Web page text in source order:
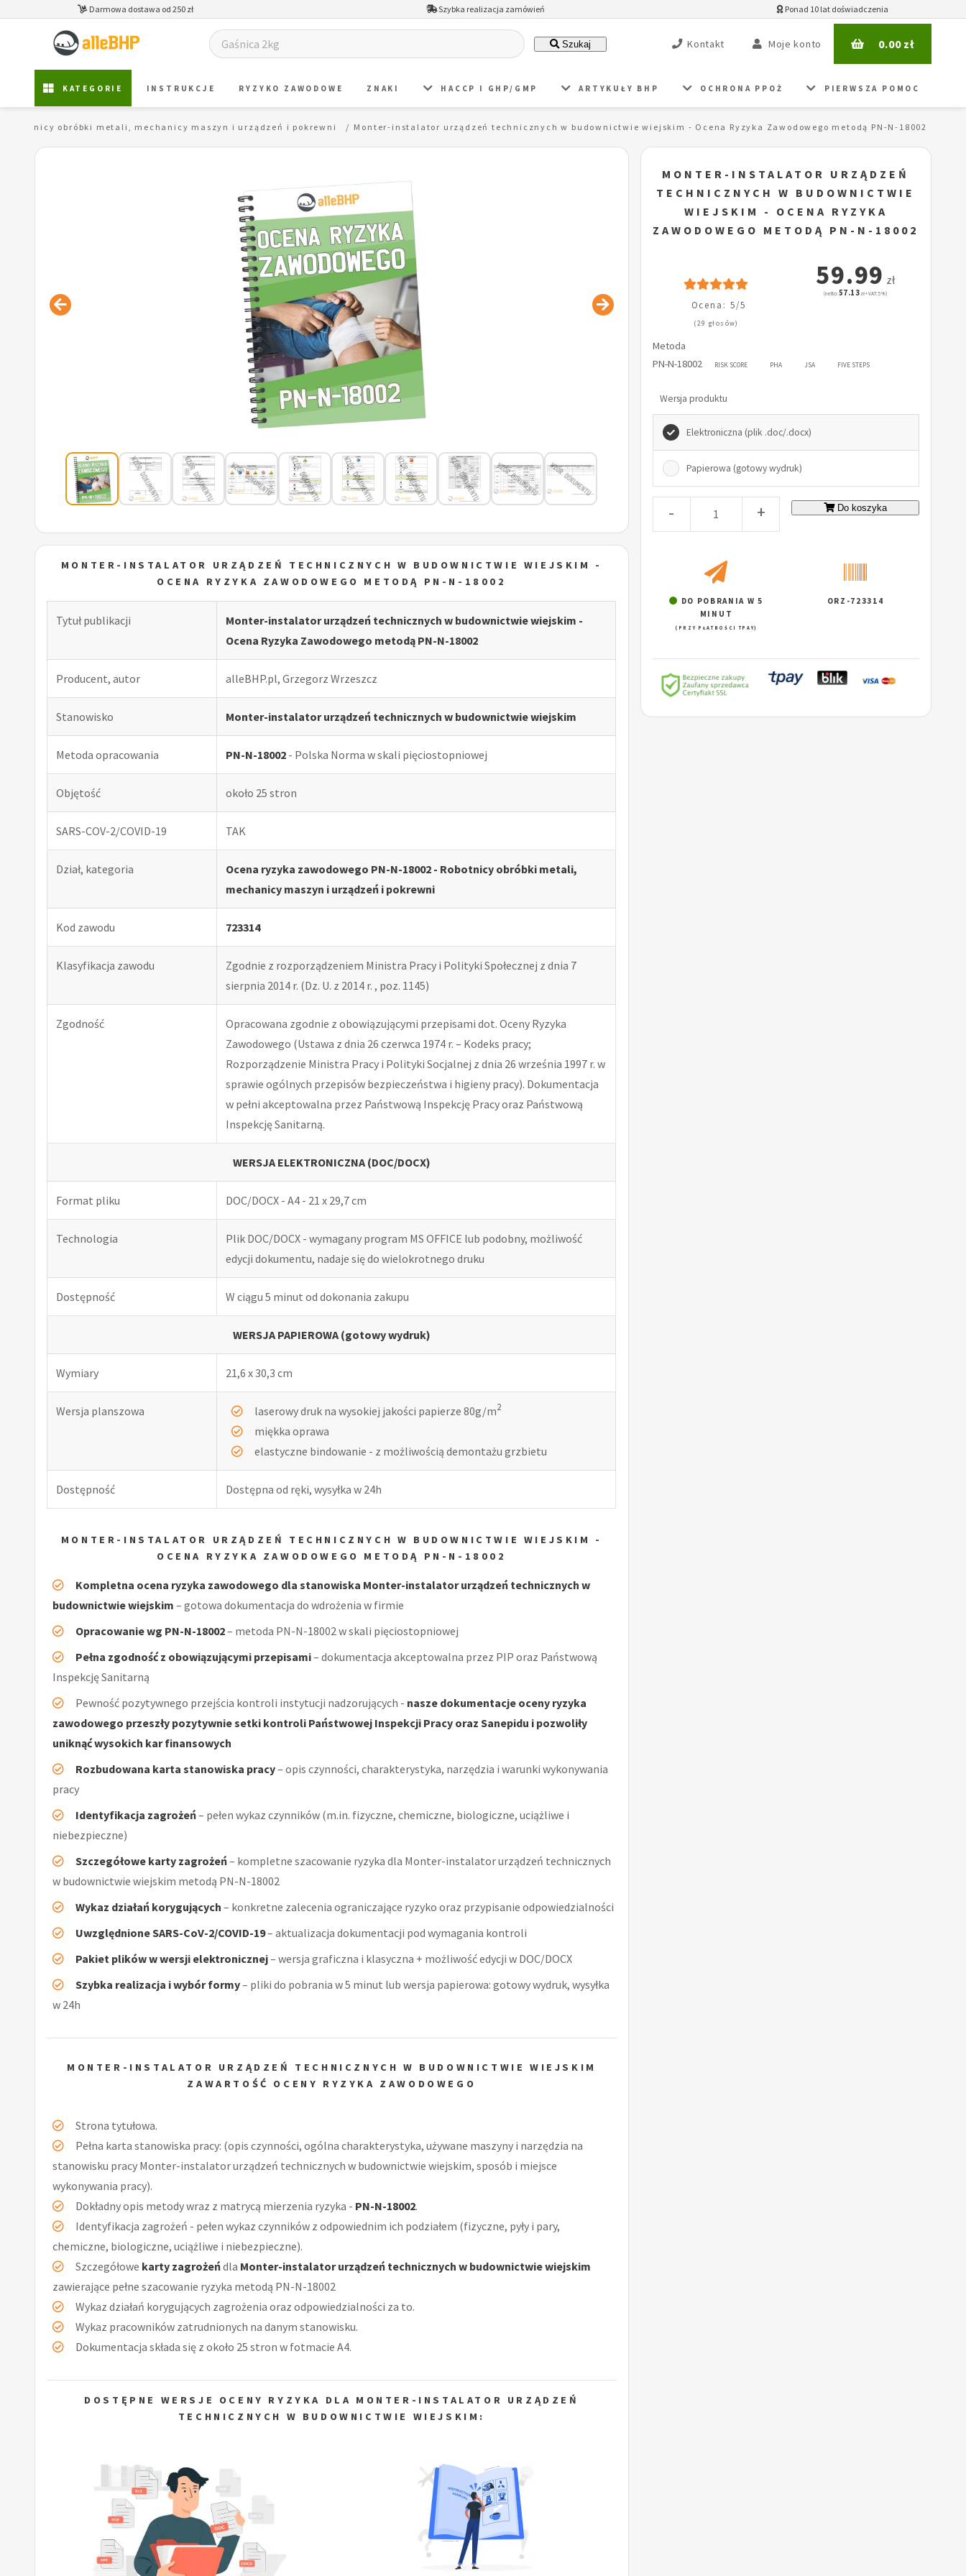
Darmowa dostawa od 250 zł Szybka realizacja zamówień Ponad 10 lat doświadczenia
Szukaj Kontakt Moje konto 0.00zł
KATEGORIE INSTRUKCJE RYZYKO ZAWODOWE ZNAKI HACCP I GHP/GMP ARTYKUŁY BHP OCHRONA PPOŻ PIERWSZA POMOC
Robotnicy obróbki metali, mechanicy maszyn i urządzeń i pokrewni Monter-instalator urządzeń technicznych w budownictwie wiejskim - Ocena Ryzyka Zawodowego metodą PN-N-18002
MONTER-INSTALATOR URZĄDZEŃ TECHNICZNYCH W BUDOWNICTWIE WIEJSKIM -
OCENA RYZYKA ZAWODOWEGO METODĄ PN-N-18002
Tytuł publikacji
Monter-instalator urządzeń technicznych w budownictwie wiejskim -
Ocena Ryzyka Zawodowego metodą PN-N-18002
Producent, autor alleBHP.pl, Grzegorz Wrzeszcz
Stanowisko Monter-instalator urządzeń technicznych w budownictwie wiejskim
Metoda opracowania PN-N-18002 - Polska Norma w skali pięciostopniowej
Objętość około 25 stron
SARS-COV-2/COVID-19 TAK
Dział, kategoria
Ocena ryzyka zawodowego PN-N-18002 - Robotnicy obróbki metali,
mechanicy maszyn i urządzeń i pokrewni
Kod zawodu 723314
Klasyfikacja zawodu
Zgodnie z rozporządzeniem Ministra Pracy i Polityki Społecznej z dnia 7
sierpnia 2014 r. (Dz. U. z 2014 r. , poz. 1145)
Zgodność
Opracowana zgodnie z obowiązującymi przepisami dot. Oceny Ryzyka
Zawodowego (Ustawa z dnia 26 czerwca 1974 r. – Kodeks pracy;
Rozporządzenie Ministra Pracy i Polityki Socjalnej z dnia 26 września 1997 r. w
sprawie ogólnych przepisów bezpieczeństwa i higieny pracy). Dokumentacja
w pełni akceptowalna przez Państwową Inspekcję Pracy oraz Państwową
Inspekcję Sanitarną.
WERSJA ELEKTRONICZNA (DOC/DOCX)
Format pliku DOC/DOCX - A4 - 21 x 29,7 cm
Technologia
Plik DOC/DOCX - wymagany program MS OFFICE lub podobny, możliwość
edycji dokumentu, nadaje się do wielokrotnego druku
Dostępność W ciągu 5 minut od dokonania zakupu
WERSJA PAPIEROWA (gotowy wydruk)
Wymiary 21,6 x 30,3 cm
Wersja planszowa laserowy druk na wysokiej jakości papierze 80g/m2
miękka oprawa
elastyczne bindowanie - z możliwością demontażu grzbietu
Dostępność Dostępna od ręki, wysyłka w 24h
MONTER-INSTALATOR URZĄDZEŃ TECHNICZNYCH W BUDOWNICTWIE WIEJSKIM -
OCENA RYZYKA ZAWODOWEGO METODĄ PN-N-18002
Kompletna ocena ryzyka zawodowego dla stanowiska Monter-instalator urządzeń technicznych w
budownictwie wiejskim – gotowa dokumentacja do wdrożenia w firmie
Opracowanie wg PN-N-18002– metoda PN-N-18002 w skali pięciostopniowej
Pełna zgodność z obowiązującymi przepisami– dokumentacja akceptowalna przez PIP oraz Państwową
Inspekcję Sanitarną
Pewność pozytywnego przejścia kontroli instytucji nadzorujących - nasze dokumentacje oceny ryzyka
zawodowego przeszły pozytywnie setki kontroli Państwowej Inspekcji Pracy oraz Sanepidu i pozwoliły
uniknąć wysokich kar finansowych
Rozbudowana karta stanowiska pracy– opis czynności, charakterystyka, narzędzia i warunki wykonywania
pracy
Identyfikacja zagrożeń– pełen wykaz czynników (m.in. fizyczne, chemiczne, biologiczne, uciążliwe i
niebezpieczne)
Szczegółowe karty zagrożeń– kompletne szacowanie ryzyka dla Monter-instalator urządzeń technicznych
w budownictwie wiejskim metodą PN-N-18002
Wykaz działań korygujących – konkretne zalecenia ograniczające ryzyko oraz przypisanie odpowiedzialności
Uwzględnione SARS-CoV-2/COVID-19– aktualizacja dokumentacji pod wymagania kontroli
Pakiet plików w wersji elektronicznej– wersja graficzna i klasyczna + możliwość edycji w DOC/DOCX
Szybka realizacja i wybór formy– pliki do pobrania w 5 minut lub wersja papierowa: gotowy wydruk, wysyłka
w 24h
MONTER-INSTALATOR URZĄDZEŃ TECHNICZNYCH W BUDOWNICTWIE WIEJSKIM
ZAWARTOŚĆ OCENY RYZYKA ZAWODOWEGO
Strona tytułowa.
Pełna karta stanowiska pracy: (opis czynności, ogólna charakterystyka, używane maszyny i narzędzia na
stanowisku pracy Monter-instalator urządzeń technicznych w budownictwie wiejskim, sposób i miejsce
wykonywania pracy).
Dokładny opis metody wraz z matrycą mierzenia ryzyka - PN-N-18002.
Identyfikacja zagrożeń - pełen wykaz czynników z odpowiednim ich podziałem (fizyczne, pyły i pary,
chemiczne, biologiczne, uciążliwe i niebezpieczne).
Szczegółowe karty zagrożeńdla Monter-instalator urządzeń technicznych w budownictwie wiejskim
zawierające pełne szacowanie ryzyka metodą PN-N-18002
Wykaz działań korygujących zagrożenia oraz odpowiedzialności za to.
Wykaz pracowników zatrudnionych na danym stanowisku.
Dokumentacja składa się z około 25 stron w fotmacie A4.
DOSTĘPNE WERSJE OCENY RYZYKA DLA MONTER-INSTALATOR URZĄDZEŃ
TECHNICZNYCH W BUDOWNICTWIE WIEJSKIM:
MONTER-INSTALATOR URZĄDZEŃ
TECHNICZNYCH W BUDOWNICTWIE
WIEJSKIM - OCENA RYZYKA
ZAWODOWEGO METODĄ PN-N-18002
Ocena: 5/5
(29 głosów)
59.99 zł
(netto:57.13 zł + VAT: 5%)
Metoda
PN-N-18002
RISK SCORE PHA JSA FIVE STEPS
Wersja produktu
Elektroniczna (plik .doc/.docx)
Papierowa (gotowy wydruk)
- + Do koszyka
DO POBRANIA W 5
MINUT
(PRZY PŁATNOŚCI TPAY)
ORZ-723314